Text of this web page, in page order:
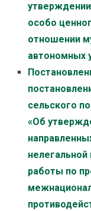
особо
отношении
автономных
сельского
«Об
работы по